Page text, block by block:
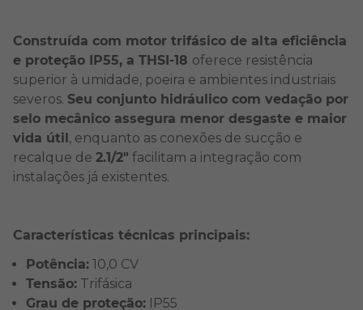
Construída com motor trifásico de alta eficiência
e proteção IP55, a THSI-18 oferece resistência
superior à umidade, poeira e ambientes industriais
severos. Seu conjunto hidráulico com vedação por
selo mecânico assegura menor desgaste e maior
vida útil, enquanto as conexões de sucção e
recalque de 2.1/2" facilitam a integração com
instalações já existentes.
Características técnicas principais:
Potência: 10,0 CV
Tensão: Trifásica
Grau de proteção: IP55